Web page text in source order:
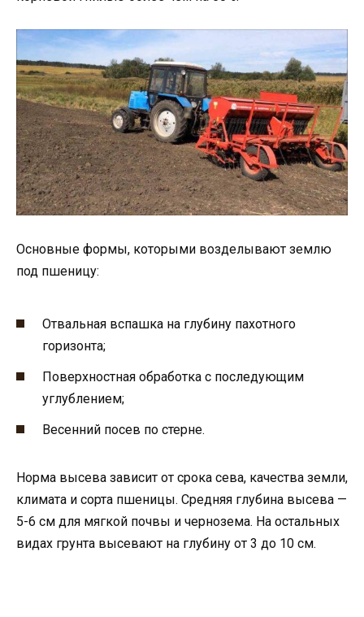
Основные формы, которыми возделывают землю
под пшеницу:
Отвальная вспашка на глубину пахотного
горизонта;
Поверхностная обработка с последующим
углублением;
Весенний посев по стерне.
Норма высева зависит от срока сева, качества земли,
климата и сорта пшеницы. Средняя глубина высева —
5-6 см для мягкой почвы и чернозема. На остальных
видах грунта высевают на глубину от 3 до 10 см.